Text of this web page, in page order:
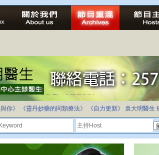
不等同公正社會
化-推動多元化教育，全民學卷制
你》 《靈丹妙藥的同類療法》 《自力更新》 袁大明醫生